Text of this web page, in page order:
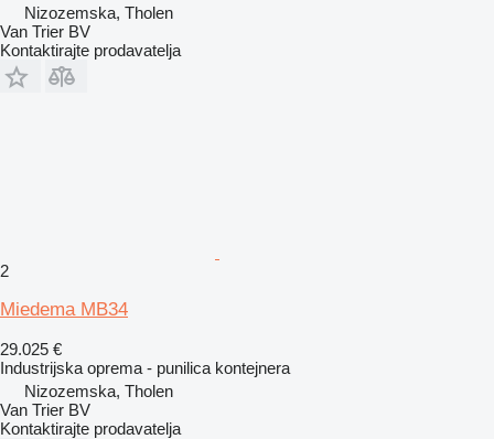
Nizozemska, Tholen
Van Trier BV
Kontaktirajte prodavatelja
2
Miedema MB34
29.025 €
Industrijska oprema - punilica kontejnera
Nizozemska, Tholen
Van Trier BV
Kontaktirajte prodavatelja